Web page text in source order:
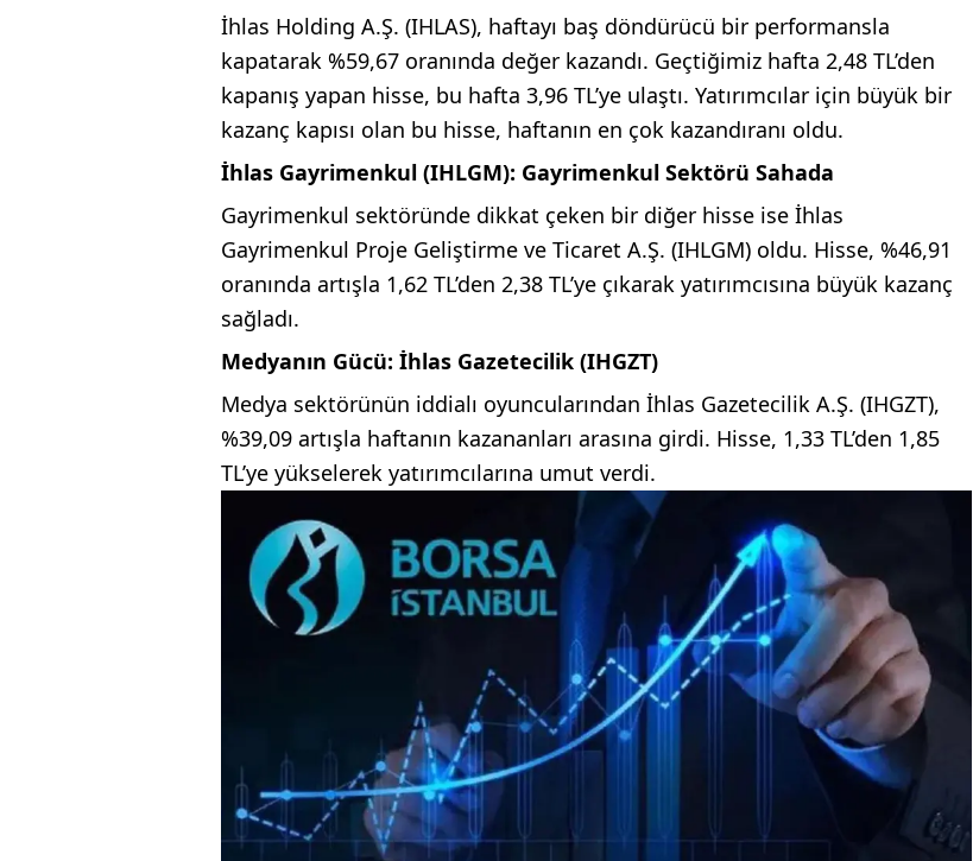
İhlas Holding A.Ş. (IHLAS), haftayı baş döndürücü bir performansla
kapatarak %59,67 oranında değer kazandı. Geçtiğimiz hafta 2,48 TL’den
kapanış yapan hisse, bu hafta 3,96 TL’ye ulaştı. Yatırımcılar için büyük bir
kazanç kapısı olan bu hisse, haftanın en çok kazandıranı oldu.
İhlas Gayrimenkul (IHLGM): Gayrimenkul Sektörü Sahada
Gayrimenkul sektöründe dikkat çeken bir diğer hisse ise İhlas
Gayrimenkul Proje Geliştirme ve Ticaret A.Ş. (IHLGM) oldu. Hisse, %46,91
oranında artışla 1,62 TL’den 2,38 TL’ye çıkarak yatırımcısına büyük kazanç
sağladı.
Medyanın Gücü: İhlas Gazetecilik (IHGZT)
Medya sektörünün iddialı oyuncularından İhlas Gazetecilik A.Ş. (IHGZT),
%39,09 artışla haftanın kazananları arasına girdi. Hisse, 1,33 TL’den 1,85
TL’ye yükselerek yatırımcılarına umut verdi.